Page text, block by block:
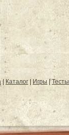
| Каталог | Игры |Тесты